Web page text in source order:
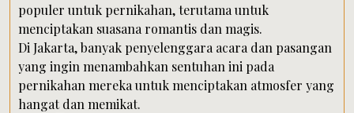
populer untuk pernikahan, terutama untuk
menciptakan suasana romantis dan magis.
Di Jakarta, banyak penyelenggara acara dan pasangan
yang ingin menambahkan sentuhan ini pada
pernikahan mereka untuk menciptakan atmosfer yang
hangat dan memikat.